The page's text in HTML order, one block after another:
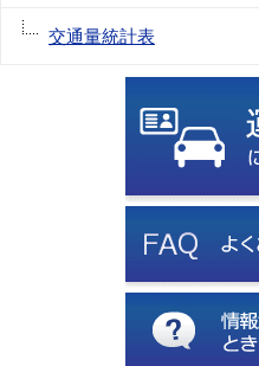
交通量統計表